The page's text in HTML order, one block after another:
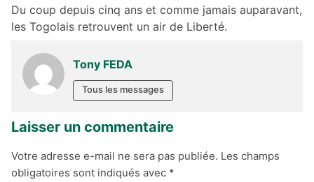
Du coup depuis cinq ans et comme jamais auparavant,
les Togolais retrouvent un air de Liberté.
Tony FEDA
Tous les messages
Laisser un commentaire
Votre adresse e-mail ne sera pas publiée. Les champs
obligatoires sont indiqués avec *